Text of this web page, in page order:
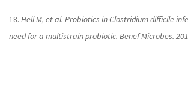
18. Hell M, et al. Probiotics in Clostridium difficile
need for a multistrain probiotic. Benef Microbes.